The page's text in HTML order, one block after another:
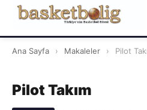
Ana Sayfa › Makaleler › Pilot
Pilot Takım